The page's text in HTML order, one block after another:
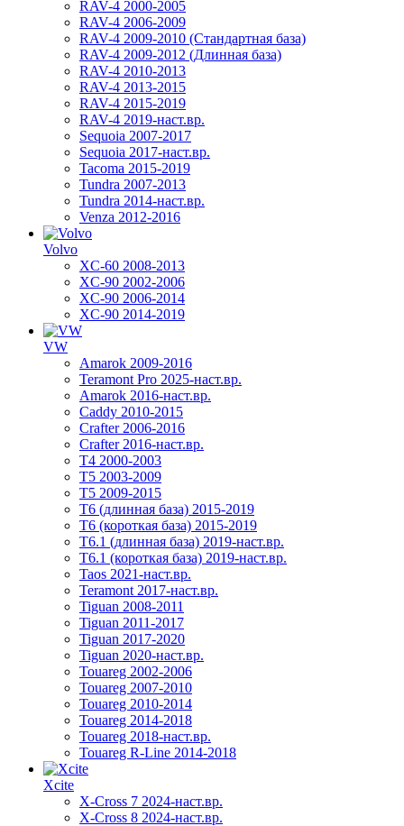
RAV-4 2000-2005
RAV-4 2006-2009
RAV-4 2009-2010 (Стандартная база)
RAV-4 2009-2012 (Длинная база)
RAV-4 2010-2013
RAV-4 2013-2015
RAV-4 2015-2019
RAV-4 2019-наст.вр.
Sequoia 2007-2017
Sequoia 2017-наст.вр.
Tacoma 2015-2019
Tundra 2007-2013
Tundra 2014-наст.вр.
Venza 2012-2016
Volvo
XC-60 2008-2013
XC-90 2002-2006
XC-90 2006-2014
XC-90 2014-2019
VW
Amarok 2009-2016
Teramont Pro 2025-наст.вр.
Amarok 2016-наст.вр.
Caddy 2010-2015
Crafter 2006-2016
Crafter 2016-наст.вр.
T4 2000-2003
T5 2003-2009
T5 2009-2015
T6 (длинная база) 2015-2019
Т6 (короткая база) 2015-2019
T6.1 (длинная база) 2019-наст.вр.
T6.1 (короткая база) 2019-наст.вр.
Taos 2021-наст.вр.
Teramont 2017-наст.вр.
Tiguan 2008-2011
Tiguan 2011-2017
Tiguan 2017-2020
Tiguan 2020-наст.вр.
Touareg 2002-2006
Touareg 2007-2010
Touareg 2010-2014
Touareg 2014-2018
Touareg 2018-наст.вр.
Touareg R-Line 2014-2018
Xcite
X-Cross 7 2024-наст.вр.
X-Cross 8 2024-наст.вр.